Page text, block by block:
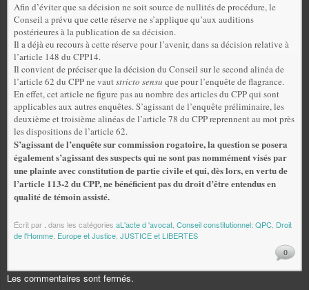
Afin d’éviter que sa décision ne soit source de nullités de procédure, le
Conseil a prévu que cette réserve ne s’applique qu’aux auditions
postérieures à la publication de sa décision.
Il a déjà eu recours à cette réserve pour l’avenir, dans sa décision relative à
l’article 148 du CPP14.
Il convient de préciser que la décision du Conseil sur le second alinéa de
l’article 62 du CPP ne vautstricto sensu que pour l’enquête de flagrance.
En effet, cet article ne figure pas au nombre des articles du CPP qui sont
applicables aux autres enquêtes. S’agissant de l’enquête préliminaire, les
deuxième et troisième alinéas de l’article 78 du CPP reprennent au mot près
les dispositions de l’article 62.
S’agissant de l’enquête sur commission rogatoire, la question se posera
également s’agissant des suspects qui ne sont pas nommément visés par
une plainte avec constitution de partie civile et qui, dès lors, en vertu de
l’article 113-2 du CPP, ne bénéficient pas du droit d’être entendus en
qualité de témoin assisté.
Écrit par dans les catégories aL'acte d 'avocat Conseil constitutionnel: QPC Droit
de l'Homme Europe et Justice JUSTICE et LIBERTES
0
Les commentaires sont fermés.